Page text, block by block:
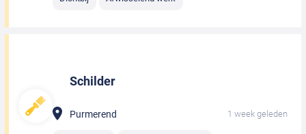
Schilder
Purmerend 1 week geleden